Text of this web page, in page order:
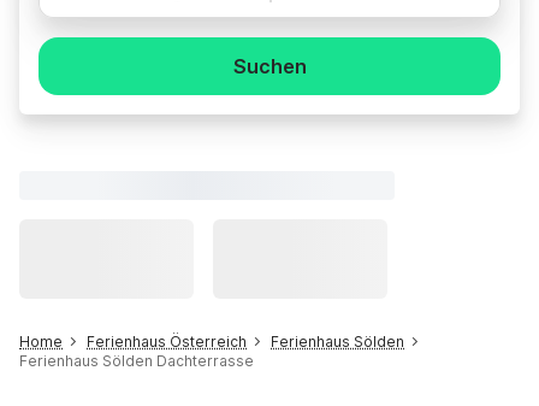
Suchen
Home Ferienhaus Österreich
Ferienhaus Sölden
Ferienhaus Sölden Dachterrasse